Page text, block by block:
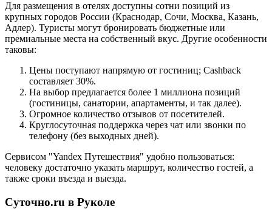
Для размещения в отелях доступны сотни позиций из
крупных городов России (Краснодар, Сочи, Москва, Казань,
Адлер). Туристы могут бронировать бюджетные или
премиальные места на собственный вкус. Другие особенности
таковы:
Цены поступают напрямую от гостиниц; Cashback
составляет 30%.
На выбор предлагается более 1 миллиона позиций
(гостиницы, санатории, апартаменты, и так далее).
Огромное количество отзывов от посетителей.
Круглосуточная поддержка через чат или звонки по
телефону (без выходных дней).
Сервисом "Yandex Путешествия" удобно пользоваться:
человеку достаточно указать маршрут, количество гостей, а
также сроки въезда и выезда.
Суточно.ru в Руколе